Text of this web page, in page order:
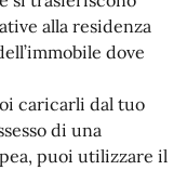
alla residenza
dove
caricarli dal tuo
di una
puoi utilizzare il